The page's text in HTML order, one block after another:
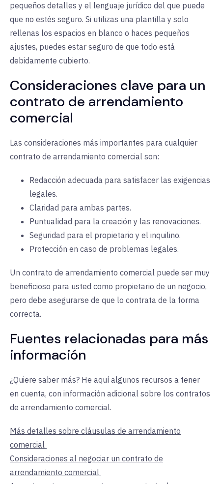
pequeños detalles y el lenguaje jurídico del que puede
que no estés seguro. Si utilizas una plantilla y solo
rellenas los espacios en blanco o haces pequeños
ajustes, puedes estar seguro de que todo está
debidamente cubierto.
Consideraciones clave para un
contrato de arrendamiento
comercial
Las consideraciones más importantes para cualquier
contrato de arrendamiento comercial son:
Redacción adecuada para satisfacer las exigencias
legales.
Claridad para ambas partes.
Puntualidad para la creación y las renovaciones.
Seguridad para el propietario y el inquilino.
Protección en caso de problemas legales.
Un contrato de arrendamiento comercial puede ser muy
beneficioso para usted como propietario de un negocio,
pero debe asegurarse de que lo contrata de la forma
correcta.
Fuentes relacionadas para más
información
¿Quiere saber más? He aquí algunos recursos a tener
en cuenta, con información adicional sobre los contratos
de arrendamiento comercial.
Más detalles sobre cláusulas de arrendamiento
comercial
Consideraciones al negociar un contrato de
arrendamiento comercial